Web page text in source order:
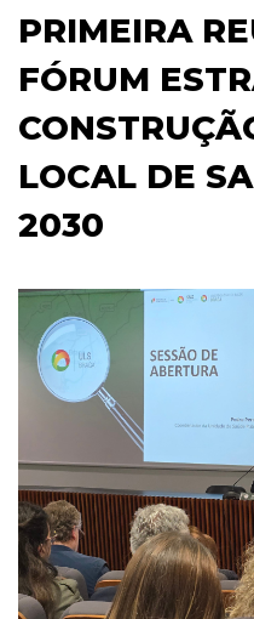
PRIMEIRA
FÓRUM
LOCAL DE
2030